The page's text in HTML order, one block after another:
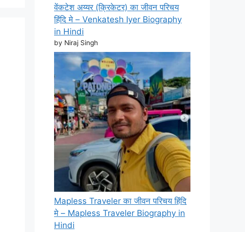
वेंकटेश अय्यर (क्रिकेटर) का जीवन परिचय
हिंदि मे – Venkatesh Iyer Biography
in Hindi
by Niraj Singh
Mapless Traveler का जीवन परिचय हिंदि
मे – Mapless Traveler Biography in
Hindi